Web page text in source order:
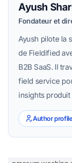
Ayush
Fondateur et
Ayush pilote la
de Fieldified
B2B SaaS. Il
field service
insights
Author